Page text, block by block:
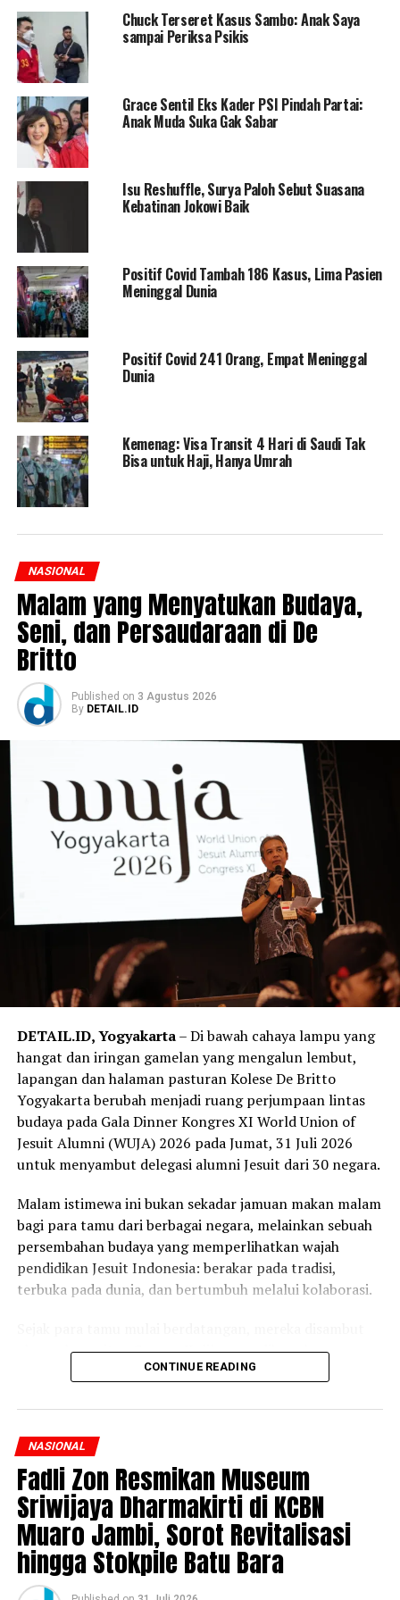
Chuck Terseret Kasus Sambo: Anak Saya
sampai Periksa Psikis
Grace Sentil Eks Kader PSI Pindah Partai:
Anak Muda Suka Gak Sabar
Isu Reshuffle, Surya Paloh Sebut Suasana
Kebatinan Jokowi Baik
Positif Covid Tambah 186 Kasus, Lima Pasien
Meninggal Dunia
Positif Covid 241 Orang, Empat Meninggal
Dunia
Kemenag: Visa Transit 4 Hari di Saudi Tak
Bisa untuk Haji, Hanya Umrah
NASIONAL
Malam yang Menyatukan Budaya,
Seni, dan Persaudaraan di De
Britto
Published on 3 Agustus 2026
By DETAIL.ID
DETAIL.ID, Yogyakarta– Di bawah cahaya lampu yang
hangat dan iringan gamelan yang mengalun lembut,
lapangan dan halaman pasturan Kolese De Britto
Yogyakarta berubah menjadi ruang perjumpaan lintas
budaya pada Gala Dinner Kongres XI World Union of
Jesuit Alumni (WUJA) 2026 pada Jumat, 31 Juli 2026
untuk menyambut delegasi alumni Jesuit dari 30 negara.
Malam istimewa ini bukan sekadar jamuan makan malam
bagi para tamu dari berbagai negara, melainkan sebuah
persembahan budaya yang memperlihatkan wajah
pendidikan Jesuit Indonesia: berakar pada tradisi,
terbuka pada dunia, dan bertumbuh melalui kolaborasi.
alunan kerawitan Gangsa Kulila yang dibawakan para
siswa SMA Kolese De Britto. Gending gamelan Jawa
keramahan masyarakat Yogyakarta dalam menyambut
para sahabat dari berbagai belahan dunia. Penampilan
tersebut menjadi pembuka yang memperlihatkan bahwa
kebudayaan lokal tetap memiliki tempat penting di
tengah perjumpaan internasional.
Nuansa kebudayaan semakin terasa ketika satu siswa
menampilkan Tari De Britto, sebuah tarian khas yang
lahir dari semangat dan identitas sekolah, bahwa tarian
CONTINUE READING
NASIONAL
Fadli Zon Resmikan Museum
Sriwijaya Dharmakirti di KCBN
Muaro Jambi, Sorot Revitalisasi
hingga Stokpile Batu Bara